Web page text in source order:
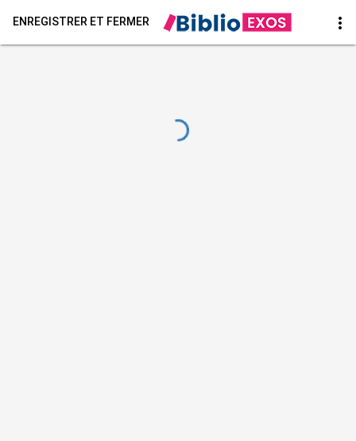
ENREGISTRER ET FERMER more_vert